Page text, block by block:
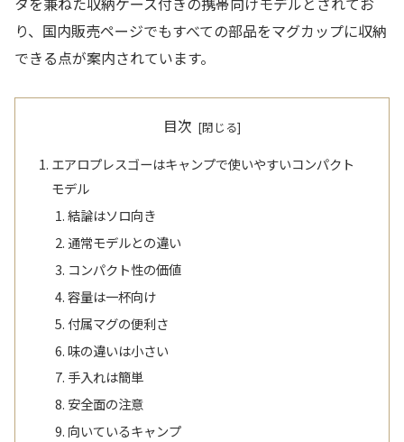
り、国内販売ページでもすべての部品をマグカップに収納
できる点が案内されています。
目次
エアロプレスゴーはキャンプで使いやすいコンパクト
モデル
結論はソロ向き
通常モデルとの違い
コンパクト性の価値
容量は一杯向け
付属マグの便利さ
味の違いは小さい
手入れは簡単
安全面の注意
向いているキャンプ